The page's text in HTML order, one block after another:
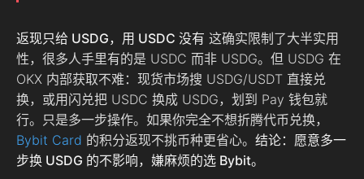
返现只给 USDG，用 USDC 没有 这确实限制了大半实用
性，很多人手里有的是 USDC 而非 USDG。但 USDG 在
OKX 内部获取不难：现货市场搜 USDG/USDT 直接兑
换，或用闪兑把 USDC 换成 USDG，划到 Pay 钱包就
行。只是多一步操作。如果你完全不想折腾代币兑换，
Bybit Card 的积分返现不挑币种更省心。 结论：愿意多一
步换 USDG 的不影响，嫌麻烦的选 Bybit。